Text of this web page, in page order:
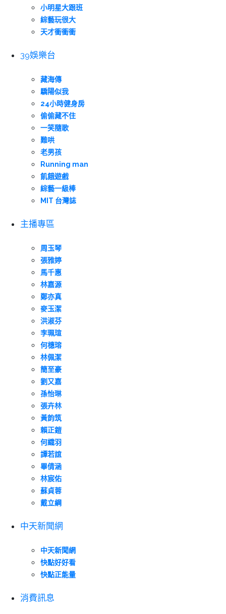
小明星大跟班
綜藝玩很大
天才衝衝衝
39娛樂台
藏海傳
驕陽似我
24小時健身房
偷偷藏不住
一笑隨歌
難哄
老男孩
Running man
飢餓遊戲
綜藝一級棒
MIT 台灣誌
主播專區
周玉琴
張雅婷
馬千惠
林嘉源
鄭亦真
麥玉潔
洪淑芬
李珮瑄
何橞瑢
林佩潔
簡至豪
劉又嘉
孫怡琳
張卉林
黃韵筑
賴正鎧
何織羽
譚若誼
畢倩涵
林宸佑
蘇貞蓉
戴立綱
中天新聞網
中天新聞網
快點好好看
快點正能量
消費訊息